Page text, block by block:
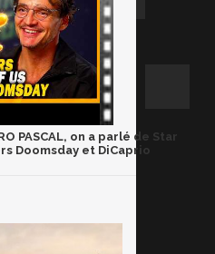
PASCAL, on a parlé de Star
Doomsday et DiCaprio